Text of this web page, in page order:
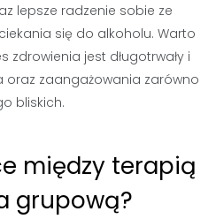
lepsze radzenie sobie ze
się do alkoholu. Warto
jest długotrwały i
oraz zaangażowania zarówno
bliskich.
między terapią
grupową?